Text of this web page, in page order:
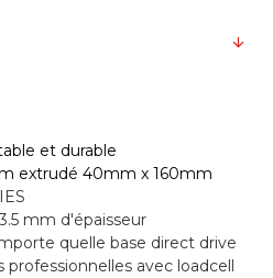
et durable
extrudé 40mm x 160mm
mm d'épaisseur
quelle base direct drive
avec loadcell